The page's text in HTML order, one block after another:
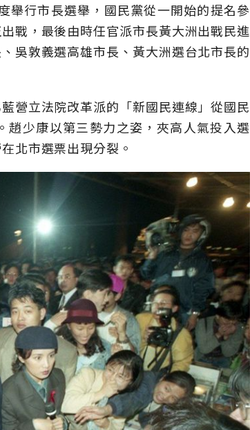
舉行市長選舉，國民黨從一開始的提名參
戰，最後由時任官派市長黃大洲出戰民進
吳敦義選高雄市長、黃大洲選台北市長的
營立法院改革派的「新國民連線」從國民
少康以第三勢力之姿，夾高人氣投入選
北市選票出現分裂。